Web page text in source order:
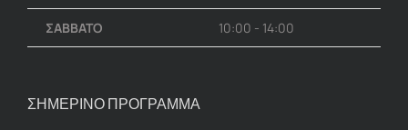
ΣΑΒΒΑΤΟ 10:00 - 14:00
ΣΗΜΕΡΙΝΟ ΠΡΟΓΡΑΜΜΑ